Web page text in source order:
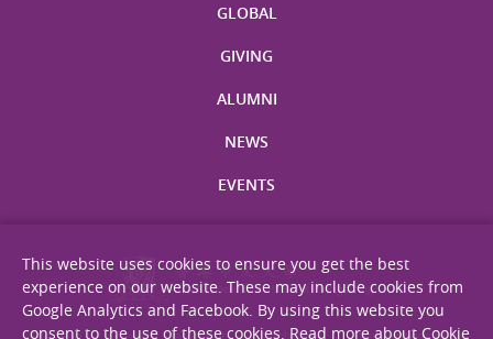
GLOBAL
GIVING
ALUMNI
NEWS
EVENTS
This website uses cookies to ensure you get the best
experience on our website. These may include cookies from
Google Analytics and Facebook. By using this website you
consent to the use of these cookies. Read more about Cookie